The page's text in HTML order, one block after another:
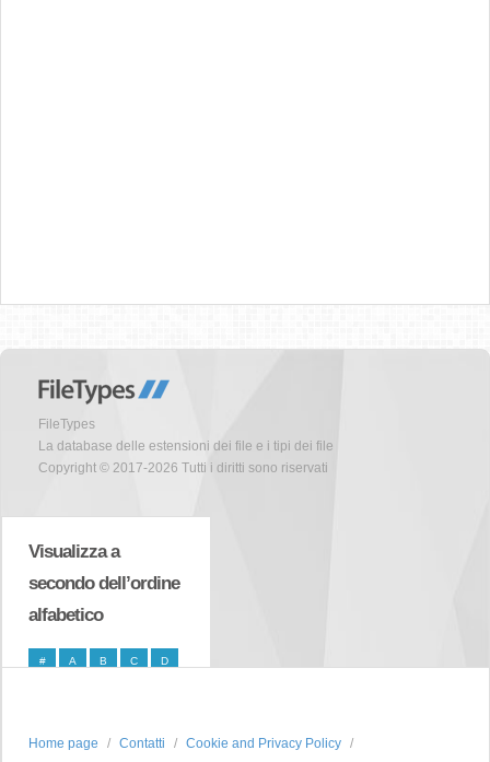
FileTypes
La database delle estensioni dei file e i tipi dei file
Copyright © 2017-2026 Tutti i diritti sono riservati
Visualizza a
secondo dell’ordine
alfabetico
# A B C D
Home page Contatti Cookie and Privacy Policy